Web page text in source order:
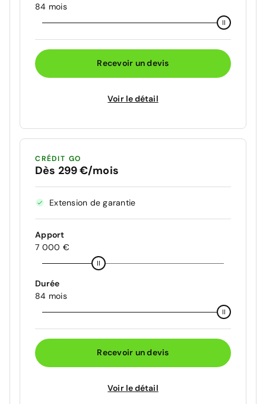
84 mois
Recevoir un devis
Voir le détail
CRÉDIT GO
Dès 299 €/mois
Extension de garantie
Apport
7 000 €
Durée
84 mois
Recevoir un devis
Voir le détail